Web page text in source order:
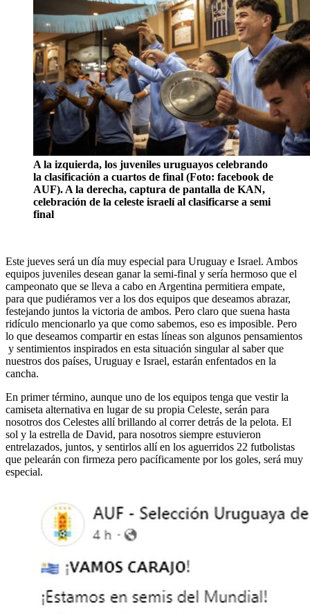
A la izquierda, los juveniles uruguayos celebrando
la clasificación a cuartos de final (Foto: facebook de
AUF). A la derecha, captura de pantalla de KAN,
celebración de la celeste israelí al clasificarse a semi
final
Este jueves será un día muy especial para Uruguay e Israel. Ambos
equipos juveniles desean ganar la semi-final y sería hermoso que el
campeonato que se lleva a cabo en Argentina permitiera empate,
para que pudiéramos ver a los dos equipos que deseamos abrazar,
festejando juntos la victoria de ambos. Pero claro que suena hasta
ridículo mencionarlo ya que como sabemos, eso es imposible. Pero
lo que deseamos compartir en estas líneas son algunos pensamientos
y sentimientos inspirados en esta situación singular al saber que
nuestros dos países, Uruguay e Israel, estarán enfentados en la
cancha.
En primer término, aunque uno de los equipos tenga que vestir la
camiseta alternativa en lugar de su propia Celeste, serán para
nosotros dos Celestes allí brillando al correr detrás de la pelota. El
sol y la estrella de David, para nosotros siempre estuvieron
entrelazados, juntos, y sentirlos allí en los aguerridos 22 futbolistas
que pelearán con firmeza pero pacíficamente por los goles, será muy
especial.